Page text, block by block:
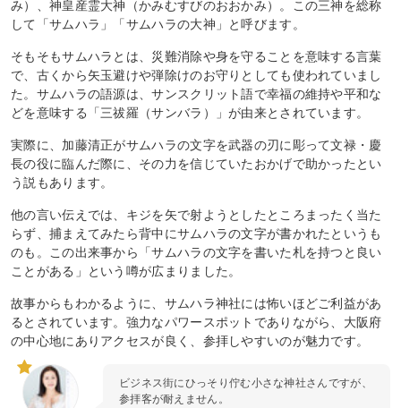
み）、神皇産霊大神（かみむすびのおおかみ）。この三神を総称
して「サムハラ」「サムハラの大神」と呼びます。
そもそもサムハラとは、災難消除や身を守ることを意味する言葉
で、古くから矢玉避けや弾除けのお守りとしても使われていまし
た。サムハラの語源は、サンスクリット語で幸福の維持や平和な
どを意味する「三祓羅（サンバラ）」が由来とされています。
実際に、加藤清正がサムハラの文字を武器の刃に彫って文禄・慶
長の役に臨んだ際に、その力を信じていたおかげで助かったとい
う説もあります。
他の言い伝えでは、キジを矢で射ようとしたところまったく当た
らず、捕まえてみたら背中にサムハラの文字が書かれたというも
のも。この出来事から「サムハラの文字を書いた札を持つと良い
ことがある」という噂が広まりました。
故事からもわかるように、サムハラ神社には怖いほどご利益があ
るとされています。強力なパワースポットでありながら、大阪府
の中心地にありアクセスが良く、参拝しやすいのが魅力です。
ビジネス街にひっそり佇む小さな神社さんですが、
参拝客が耐えません。